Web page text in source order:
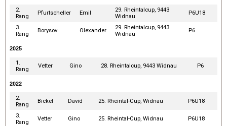
2.
Rang
Pfurtscheller Emil
29. Rheintalcup, 9443
Widnau
P6U18
3.
Rang
Borysov Olexander
29. Rheintalcup, 9443
Widnau
P6
2025
1.
Rang
Vetter Gino 28. Rheintalcup, 9443 Widnau P6
2022
2.
Rang
Bickel David 25. Rheintal-Cup, Widnau P6U18
3.
Rang
Vetter Gino 25. Rheintal-Cup, Widnau P6U18